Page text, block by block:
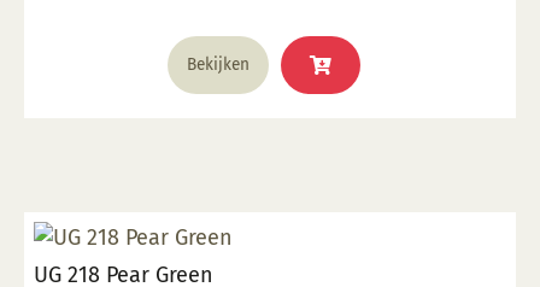
Bekijken
UG 218 Pear Green